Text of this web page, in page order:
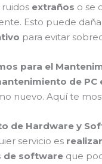
extraños o se
Esto puede
para evitar
para el
de PC
nuevo. Aquí te
de Hardware y
servicio es
de software que